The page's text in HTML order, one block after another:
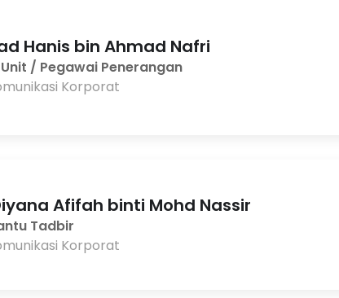
Hanis bin Ahmad Nafri
/ Pegawai Penerangan
Korporat
Afifah binti Mohd Nassir
Tadbir
Korporat